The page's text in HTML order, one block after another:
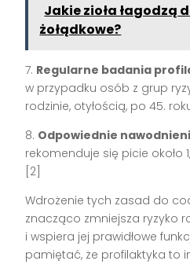
Jakie zioła łagodzą
żołądkowe?
7. Regularne badania
w przypadku osób z grup
rodzinie, otyłością, po 45.
8. Odpowiednie
rekomenduje się picie około
[2]
Wdrożenie tych zasad do
znacząco zmniejsza ryzyko
i wspiera jej prawidłowe
pamiętać, że profilaktyka to